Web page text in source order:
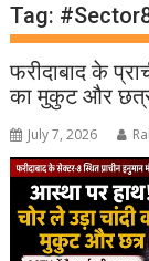
Tag:
फरीदाबाद के
का मुकुट और
July 7, 2026